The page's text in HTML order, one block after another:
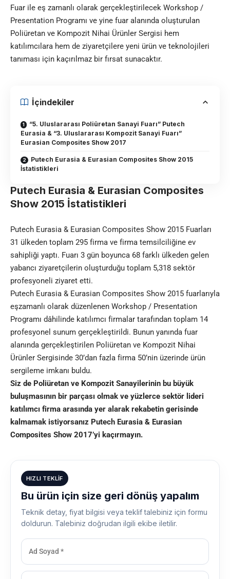
Fuar ile eş zamanlı olarak gerçekleştirilecek Workshop /
Presentation Programı ve yine fuar alanında oluşturulan
Poliüretan ve Kompozit Nihai Ürünler Sergisi hem
katılımcılara hem de ziyaretçilere yeni ürün ve teknolojileri
tanıması için kaçırılmaz bir fırsat sunacaktır.
İçindekiler
“5. Uluslararası Poliüretan Sanayi Fuarı” Putech
Eurasia & “3. Uluslararası Kompozit Sanayi Fuarı”
Eurasian Composites Show 2017
Putech Eurasia & Eurasian Composites Show 2015
İstatistikleri
Putech Eurasia & Eurasian Composites
Show 2015 İstatistikleri
Putech Eurasia & Eurasian Composites Show 2015 Fuarları
31 ülkeden toplam 295 firma ve firma temsilciliğine ev
sahipliği yaptı. Fuarı 3 gün boyunca 68 farklı ülkeden gelen
yabancı ziyaretçilerin oluşturduğu toplam 5,318 sektör
profesyoneli ziyaret etti.
Putech Eurasia & Eurasian Composites Show 2015 fuarlarıyla
eşzamanlı olarak düzenlenen Workshop / Presentation
Programı dâhilinde katılımcı firmalar tarafından toplam 14
profesyonel sunum gerçekleştirildi. Bunun yanında fuar
alanında gerçekleştirilen Poliüretan ve Kompozit Nihai
Ürünler Sergisinde 30’dan fazla firma 50’nin üzerinde ürün
sergileme imkanı buldu.
Siz de Poliüretan ve Kompozit Sanayilerinin bu büyük
buluşmasının bir parçası olmak ve yüzlerce sektör lideri
katılımcı firma arasında yer alarak rekabetin gerisinde
kalmamak istiyorsanız Putech Eurasia & Eurasian
Composites Show 2017’yi kaçırmayın.
HIZLI TEKLIF
Bu ürün için size geri dönüş yapalım
Teknik detay, fiyat bilgisi veya teklif talebiniz için formu
doldurun. Talebiniz doğrudan ilgili ekibe iletilir.